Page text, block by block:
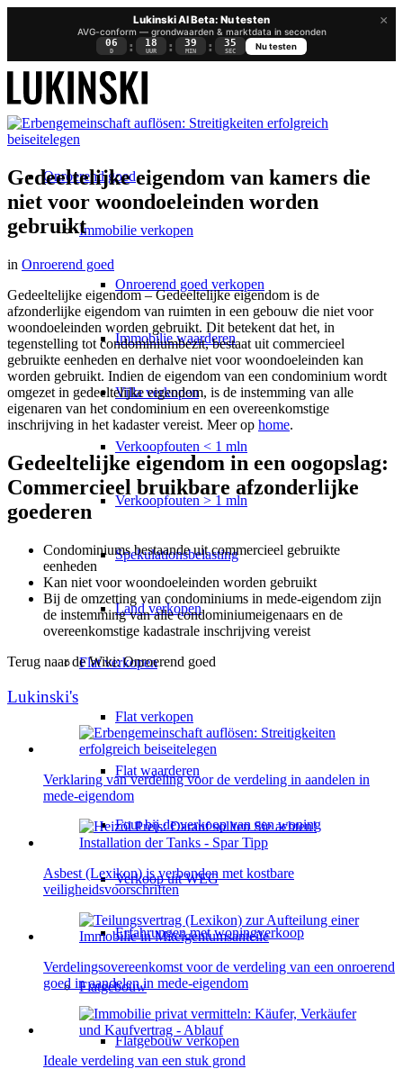
×
Lukinski AI Beta: Nu testen
AVG-conform — grondwaarden & marktdata in seconden
06
D : 18
UUR : 39
MIN : 35
SEC
Nu testen
Onroerend goed
Immobilie verkopen
Onroerend goed verkopen
Immobilie waarderen
Villa verkopen
Verkoopfouten < 1 mln
Verkoopfouten > 1 mln
Spekulationsbelasting
Land verkopen
Flatverkopen
Flat verkopen
Flat waarderen
Fout bij de verkoop van een woning
Verkoop uit WEG
Erfahrungen met woningverkoop
Flatgebouw
Flatgebouw verkopen
Gedeeltelijke eigendom van kamers die
niet voor woondoeleinden worden
gebruikt
in Onroerend goed
Gedeeltelijke eigendom – Gedeeltelijke eigendom is de
afzonderlijke eigendom van ruimten in een gebouw die niet voor
woondoeleinden worden gebruikt. Dit betekent dat het, in
tegenstelling tot condominiumbezit, bestaat uit commercieel
gebruikte eenheden en derhalve niet voor woondoeleinden kan
worden gebruikt. Indien de eigendom van een condominium wordt
omgezet in gedeeltelijke eigendom, is de instemming van alle
eigenaren van het condominium en een overeenkomstige
inschrijving in het kadaster vereist. Meer op home.
Gedeeltelijke eigendom in een oogopslag:
Commercieel bruikbare afzonderlijke
goederen
Condominiums bestaande uit commercieel gebruikte
eenheden
Kan niet voor woondoeleinden worden gebruikt
Bij de omzetting van condominiums in mede-eigendom zijn
de instemming van alle condominiumeigenaars en de
overeenkomstige kadastrale inschrijving vereist
Terug naar de Wiki: Onroerend goed
Lukinski's
Verklaring van verdeling voor de verdeling in aandelen in
mede-eigendom
Asbest (Lexikon) is verbonden met kostbare
veiligheidsvoorschriften
Verdelingsovereenkomst voor de verdeling van een onroerend
goed in aandelen in mede-eigendom
Ideale verdeling van een stuk grond